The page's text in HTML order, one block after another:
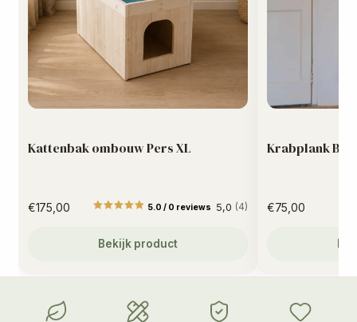
Kattenbak ombouw Pers XL
€175,00 5.0 / 0 reviews 5,0 (4)
Bekijk product
Krabplank
€75,00